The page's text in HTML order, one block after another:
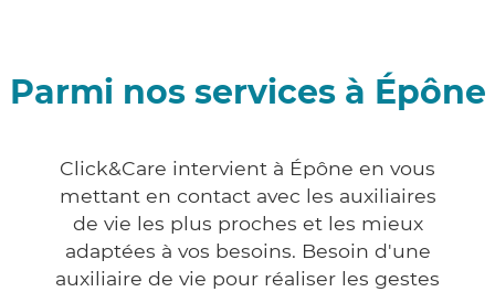
Parmi nos services à Épône
Click&Care intervient à Épône en vous
mettant en contact avec les auxiliaires
de vie les plus proches et les mieux
adaptées à vos besoins. Besoin d'une
auxiliaire de vie pour réaliser les gestes